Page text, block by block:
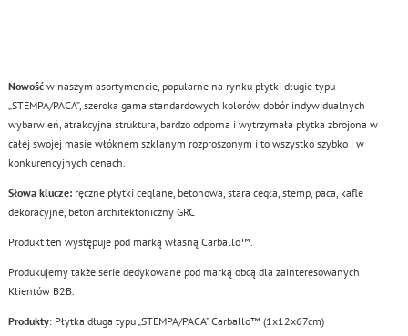
Nowośćw naszym asortymencie, popularne na rynku płytki długie typu
„STEMPA/PACA”, szeroka gama standardowych kolorów, dobór indywidualnych
wybarwień, atrakcyjna struktura, bardzo odporna i wytrzymała płytka zbrojona w
całej swojej masie włóknem szklanym rozproszonym i to wszystko szybko i w
konkurencyjnych cenach.
Słowa klucze:ręczne płytki ceglane, betonowa, stara cegła, stemp, paca, kafle
dekoracyjne, beton architektoniczny GRC
Produkt ten występuje pod marką własną Carballo™.
Produkujemy także serie dedykowane pod marką obcą dla zainteresowanych
Klientów B2B.
Produkty: Płytka długa typu „STEMPA/PACA” Carballo™ (1x12x67cm)